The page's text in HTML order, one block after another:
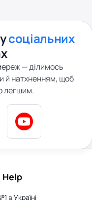
соціальних
— ділимось
й натхненням, щоб
легшим.
в Україні